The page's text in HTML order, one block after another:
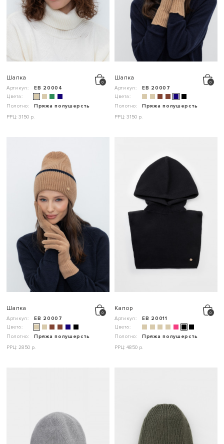
Шапка
Артикул:
ЕВ 20004
Цвета:
Полотно:
Пряжа полушерсть
РРЦ: 3150 р.
Шапка
Артикул:
ЕВ 20007
Цвета:
Полотно:
Пряжа полушерсть
РРЦ: 3150 р.
Шапка
Артикул:
ЕВ 20007
Цвета:
Полотно:
Пряжа полушерсть
РРЦ: 2850 р.
Капор
Артикул:
ЕВ 20011
Цвета:
Полотно:
Пряжа полушерсть
РРЦ: 4850 р.